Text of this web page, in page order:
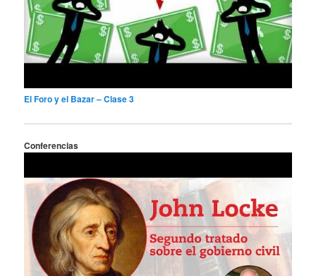
El Foro y el Bazar – Clase 3
Conferencias